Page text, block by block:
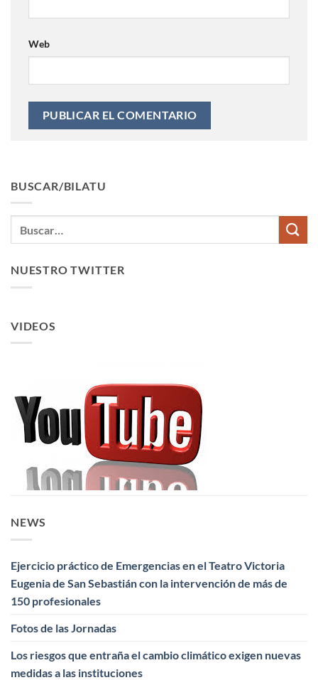
Web
BUSCAR/BILATU
NUESTRO TWITTER
VIDEOS
NEWS
Ejercicio práctico de Emergencias en el Teatro Victoria
Eugenia de San Sebastián con la intervención de más de
150 profesionales
Fotos de las Jornadas
Los riesgos que entraña el cambio climático exigen nuevas
medidas a las instituciones